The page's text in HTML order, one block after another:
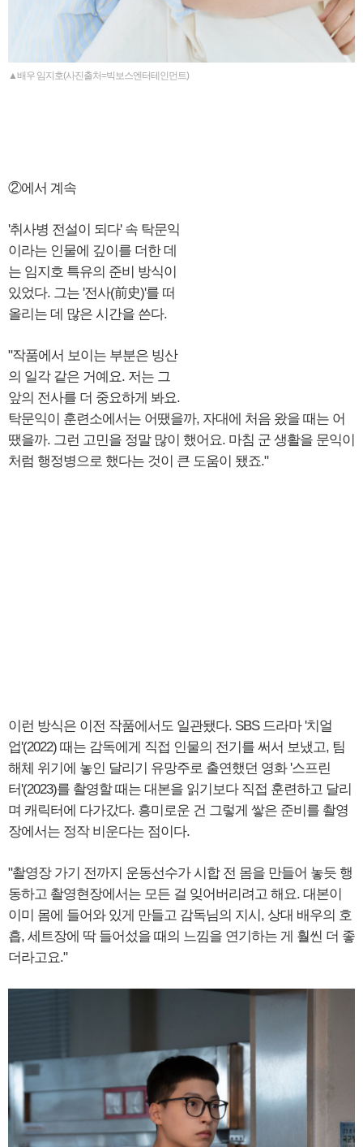
▲배우 임지호(사진출처=빅보스엔터테인먼트)
②에서 계속
'취사병 전설이 되다' 속 탁문익
이라는 인물에 깊이를 더한 데
는 임지호 특유의 준비 방식이
있었다. 그는 '전사(前史)'를 떠
올리는 데 많은 시간을 쓴다.
"작품에서 보이는 부분은 빙산
의 일각 같은 거예요. 저는 그
앞의 전사를 더 중요하게 봐요.
탁문익이 훈련소에서는 어땠을까, 자대에 처음 왔을 때는 어
땠을까. 그런 고민을 정말 많이 했어요. 마침 군 생활을 문익이
처럼 행정병으로 했다는 것이 큰 도움이 됐죠."
이런 방식은 이전 작품에서도 일관됐다. SBS 드라마 '치얼
업'(2022) 때는 감독에게 직접 인물의 전기를 써서 보냈고, 팀
해체 위기에 놓인 달리기 유망주로 출연했던 영화 '스프린
터'(2023)를 촬영할 때는 대본을 읽기보다 직접 훈련하고 달리
며 캐릭터에 다가갔다. 흥미로운 건 그렇게 쌓은 준비를 촬영
장에서는 정작 비운다는 점이다.
"촬영장 가기 전까지 운동선수가 시합 전 몸을 만들어 놓듯 행
동하고 촬영현장에서는 모든 걸 잊어버리려고 해요. 대본이
이미 몸에 들어와 있게 만들고 감독님의 지시, 상대 배우의 호
흡, 세트장에 딱 들어섰을 때의 느낌을 연기하는 게 훨씬 더 좋
더라고요."